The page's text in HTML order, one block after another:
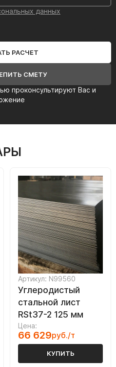
проконсультируют Вас и
данных
РАСЧЕТ
СМЕТУ
Артикул: N99560
Углеродистый
стальной лист
RSt37-2 125 мм
Цена:
66 629руб./т
КУПИТЬ